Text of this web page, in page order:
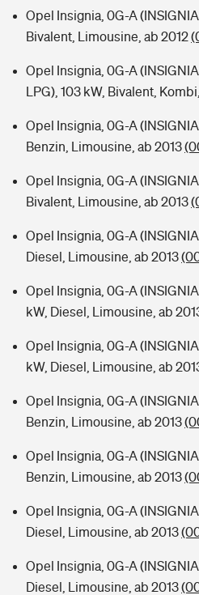
Opel Insignia, 0G-A (INSIGNIA
Bivalent, Limousine, ab 2012
Opel Insignia, 0G-A (INSIGNIA
LPG), 103 kW, Bivalent,
Opel Insignia, 0G-A (INSIGNIA
Benzin, Limousine, ab 2013
Opel Insignia, 0G-A
Bivalent, Limousine, ab 2013
Opel Insignia, 0G-A
Diesel, Limousine, ab 2013
Opel Insignia, 0G-A
kW, Diesel, Limousine, ab
Opel Insignia, 0G-A
kW, Diesel, Limousine, ab
Opel Insignia, 0G-A
Benzin, Limousine, ab 2013
Opel Insignia, 0G-A
Benzin, Limousine, ab 2013
Opel Insignia, 0G-A
Diesel, Limousine, ab 2013
Opel Insignia, 0G-A
Diesel, Limousine, ab 2013